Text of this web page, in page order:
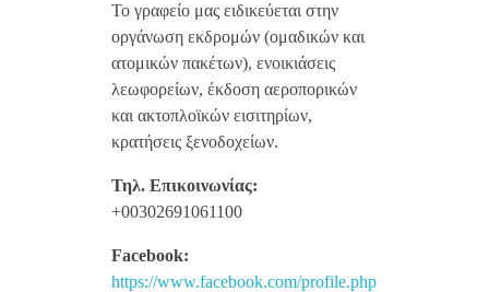
Το γραφείο μας ειδικεύεται στην
οργάνωση εκδρομών (ομαδικών και
ατομικών πακέτων), ενοικιάσεις
λεωφορείων, έκδοση αεροπορικών
και ακτοπλοϊκών εισιτηρίων,
κρατήσεις ξενοδοχείων.
Τηλ. Επικοινωνίας:
+00302691061100
Facebook:
https://www.facebook.com/profile.php